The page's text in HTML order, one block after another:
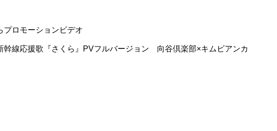
プロモーションビデオ
幹線応援歌『さくら』PVフルバージョン 向谷倶楽部×キムビアンカ